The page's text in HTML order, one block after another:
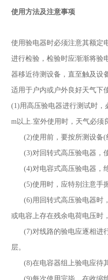
使用方法及注意事项
使用验电器时必须注意其额定
进行检验，检验时应渐渐将验
器移近待测设备，直至触及设
适用于户内或户外良好天气
(1)用高压验电器进行测试时
m以上.室外使用时，天气必
(2)使用前，要按所测设备(
(3)对回转式高压验电器
(4)对电容式高压验电器，
(5)使用时，应特别注意手
(6)用回转式高压验电器时
或电容上存在残余电荷电压
(7)对线路的验电应逐相进
层。
(8)在电容器组上验电应